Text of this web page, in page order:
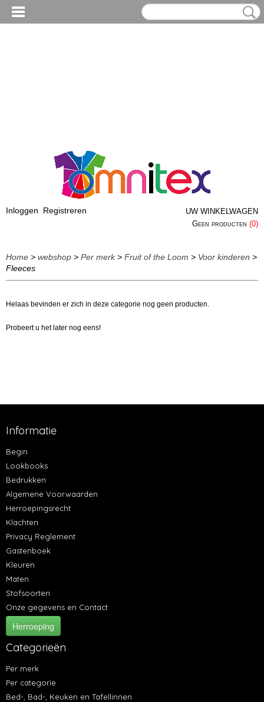
Inloggen Registreren
UW WINKELWAGEN
Geen producten (0)
Home > webshop > Per merk> Fruit of the Loom > Voor kinderen >
Fleeces
Helaas bevinden er zich in deze categorie nog geen producten.
Probeert u het later nog eens!
Informatie
Begin
Lookbooks
Bedrukken
Algemene Voorwaarden
Herroepingsrecht
Klachten
Privacy Reglement
Gastenboek
Kleuren
Maten
Stofsoorten
Onze gegevens en Contact
Herroeping
Categorieën
Per merk
Per categorie
Bed-, Bad-, Keuken en Tafellinnen